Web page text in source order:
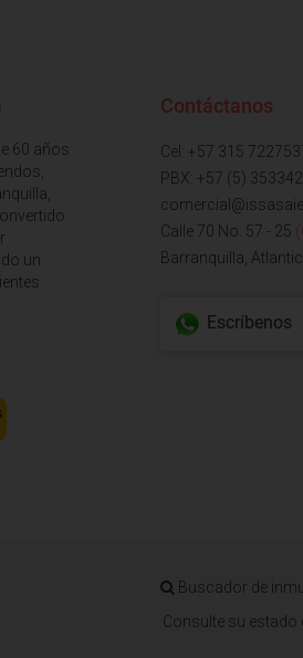
60 años
un
Contáctanos
Cel: +57 315
PBX: +57 (5)
Calle 70 No. 57 - 25
Barranquilla,
Escríbenos
Buscador de
Consulte su estado